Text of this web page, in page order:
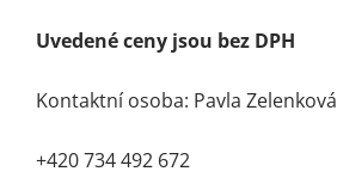
Uvedené ceny jsou bez DPH
Kontaktní osoba: Pavla Zelenková
+420 734 492 672